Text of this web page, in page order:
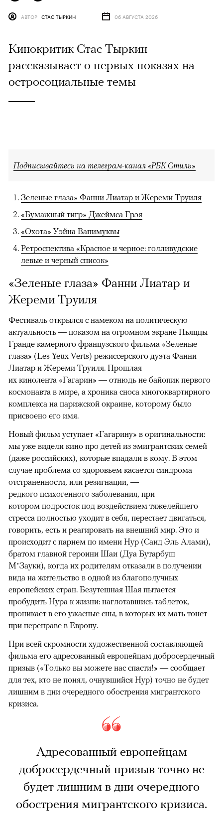
АВТОР СТАС ТЫРКИН 06 АВГУСТА 2026
Кинокритик Стас Тыркин
рассказывает о первых показах на
остросоциальные темы
Подписывайтесь на телеграм-канал «РБК Стиль»
Зеленые глаза» Фанни Лиатар и Жереми Труиля
«Бумажный тигр» Джеймса Грэя
«Охота» Уэйна Вапимуквы
Ретроспектива «Красное и черное: голливудские
левые и черный список»
«Зеленые глаза» Фанни Лиатар и
Жереми Труиля
Фестиваль открылся с намеком на политическую
актуальность — показом на огромном экране Пьяццы
Гранде камерного французского фильма «Зеленые
глаза» (Les Yeux Verts) режиссерского дуэта Фанни
Лиатар и Жереми Труиля. Прошлая
их кинолента «Гагарин» — отнюдь не байопик первого
космонавта в мире, а хроника сноса многоквартирного
комплекса на парижской окраине, которому было
присвоено его имя.
Новый фильм уступает «Гагарину» в оригинальности:
мы уже видели кино про детей из эмигрантских семей
(даже российских), которые впадали в кому. В этом
случае проблема со здоровьем касается синдрома
отстраненности, или резигнации, —
редкого психогенного заболевания, при
котором подросток под воздействием тяжелейшего
стресса полностью уходит в себя, перестает двигаться,
говорить, есть и реагировать на внешний мир. Это и
происходит с парнем по имени Нур (Саид Эль Алами),
братом главной героини Шаи (Дуа Бутарбуш
М’Зауки), когда их родителям отказали в получении
вида на жительство в одной из благополучных
европейских стран. Безутешная Шая пытается
пробудить Нура к жизни: наглотавшись таблеток,
проникает в его ужасные сны, в которых их мать тонет
при переправе в Европу.
При всей скромности художественной составляющей
фильма его адресованный европейцам добросердечный
призыв («Только вы можете нас спасти!» — сообщает
для тех, кто не понял, очнувшийся Нур) точно не будет
лишним в дни очередного обострения мигрантского
кризиса.
Адресованный европейцам
добросердечный призыв точно не
будет лишним в дни очередного
обострения мигрантского кризиса.